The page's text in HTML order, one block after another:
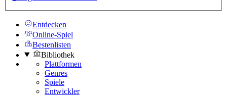
Entdecken
Online-Spiel
Bestenlisten
Bibliothek
Plattformen
Genres
Spiele
Entwickler